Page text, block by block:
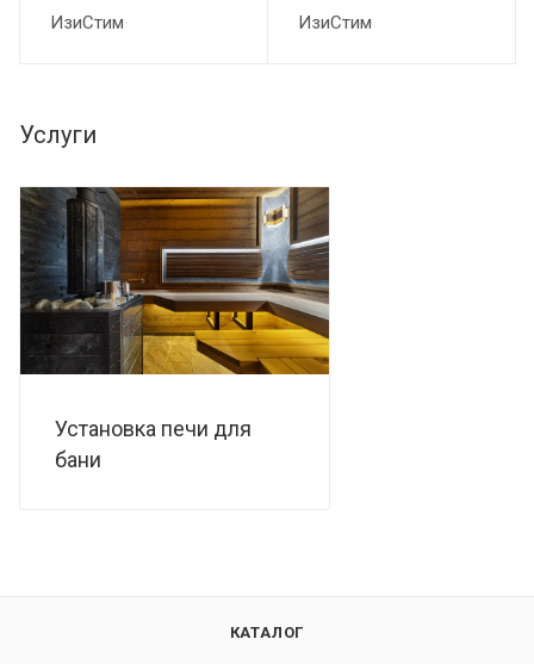
ИзиСтим
ИзиСтим
Услуги
Установка печи для
бани
КАТАЛОГ